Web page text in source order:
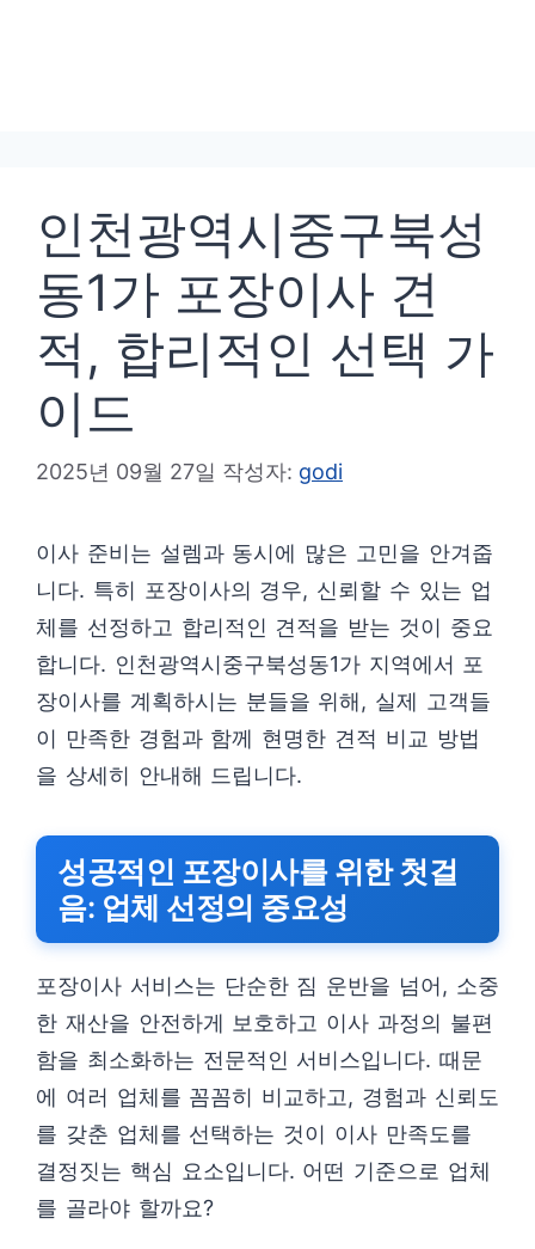
인천광역시중구북성
동1가 포장이사 견
적, 합리적인 선택 가
이드
2025년 09월 27일 작성자: godi
이사 준비는 설렘과 동시에 많은 고민을 안겨줍
니다. 특히 포장이사의 경우, 신뢰할 수 있는 업
체를 선정하고 합리적인 견적을 받는 것이 중요
합니다. 인천광역시중구북성동1가 지역에서 포
장이사를 계획하시는 분들을 위해, 실제 고객들
이 만족한 경험과 함께 현명한 견적 비교 방법
을 상세히 안내해 드립니다.
성공적인 포장이사를 위한 첫걸
음: 업체 선정의 중요성
포장이사 서비스는 단순한 짐 운반을 넘어, 소중
한 재산을 안전하게 보호하고 이사 과정의 불편
함을 최소화하는 전문적인 서비스입니다. 때문
에 여러 업체를 꼼꼼히 비교하고, 경험과 신뢰도
를 갖춘 업체를 선택하는 것이 이사 만족도를
결정짓는 핵심 요소입니다. 어떤 기준으로 업체
를 골라야 할까요?